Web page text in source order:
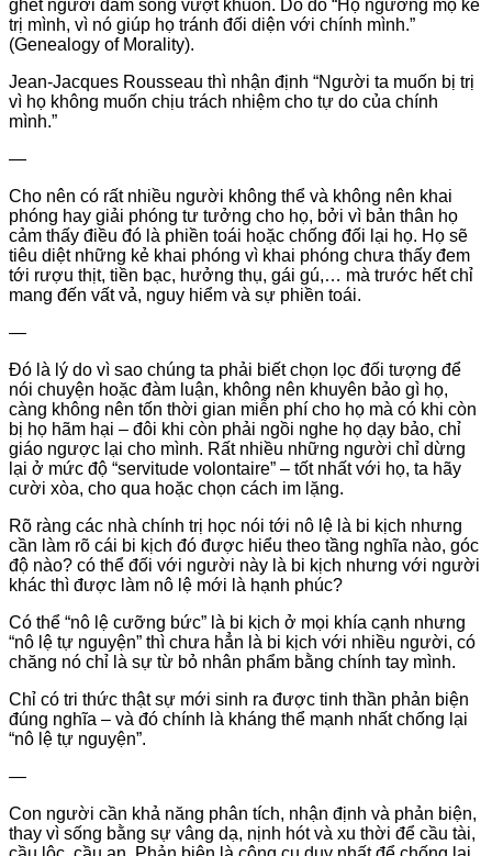
ghét người dám sống vượt khuôn. Do đó “Họ ngưỡng mộ kẻ
trị mình, vì nó giúp họ tránh đối diện với chính mình.”
(Genealogy of Morality).
Jean-Jacques Rousseau thì nhận định “Người ta muốn bị trị
vì họ không muốn chịu trách nhiệm cho tự do của chính
mình.”
—
Cho nên có rất nhiều người không thể và không nên khai
phóng hay giải phóng tư tưởng cho họ, bởi vì bản thân họ
cảm thấy điều đó là phiền toái hoặc chống đối lại họ. Họ sẽ
tiêu diệt những kẻ khai phóng vì khai phóng chưa thấy đem
tới rượu thịt, tiền bạc, hưởng thụ, gái gú,… mà trước hết chỉ
mang đến vất vả, nguy hiểm và sự phiền toái.
—
Đó là lý do vì sao chúng ta phải biết chọn lọc đối tượng để
nói chuyện hoặc đàm luận, không nên khuyên bảo gì họ,
càng không nên tốn thời gian miễn phí cho họ mà có khi còn
bị họ hãm hại – đôi khi còn phải ngồi nghe họ dạy bảo, chỉ
giáo ngược lại cho mình. Rất nhiều những người chỉ dừng
lại ở mức độ “servitude volontaire” – tốt nhất với họ, ta hãy
cười xòa, cho qua hoặc chọn cách im lặng.
Rõ ràng các nhà chính trị học nói tới nô lệ là bi kịch nhưng
cần làm rõ cái bi kịch đó được hiểu theo tầng nghĩa nào, góc
độ nào? có thể đối với người này là bi kịch nhưng với người
khác thì được làm nô lệ mới là hạnh phúc?
Có thể “nô lệ cưỡng bức” là bi kịch ở mọi khía cạnh nhưng
“nô lệ tự nguyện” thì chưa hẳn là bi kịch với nhiều người, có
chăng nó chỉ là sự từ bỏ nhân phẩm bằng chính tay mình.
Chỉ có tri thức thật sự mới sinh ra được tinh thần phản biện
đúng nghĩa – và đó chính là kháng thể mạnh nhất chống lại
“nô lệ tự nguyện”.
—
Con người cần khả năng phân tích, nhận định và phản biện,
thay vì sống bằng sự vâng dạ, nịnh hót và xu thời để cầu tài,